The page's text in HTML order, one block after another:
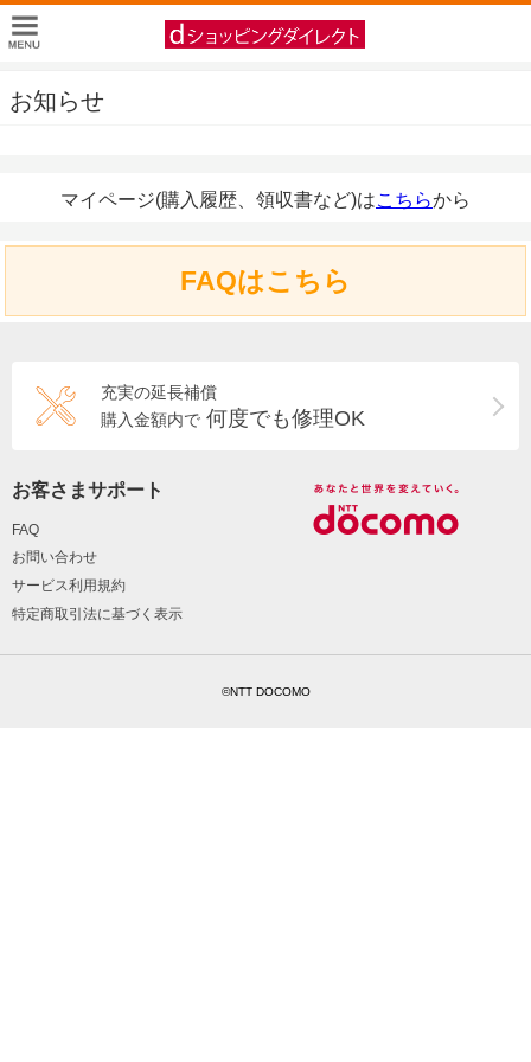
お知らせ
マイページ(購入履歴、領収書など)はこちらから
FAQはこちら
充実の延長補償
購入金額内で 何度でも修理OK
お客さまサポート
FAQ
お問い合わせ
サービス利用規約
特定商取引法に基づく表示
©NTT DOCOMO